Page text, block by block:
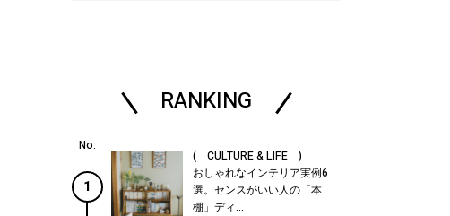
RANKING
1
( CULTURE & LIFE )
おしゃれなインテリア実例6
選。センスがいい人の「本
棚」ディ...